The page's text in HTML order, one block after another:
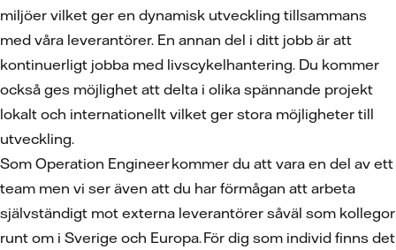
miljöer vilket ger en dynamisk utveckling tillsammans
med våra leverantörer. En annan del i ditt jobb är att
kontinuerligt jobba med livscykelhantering. Du kommer
också ges möjlighet att delta i olika spännande projekt
lokalt och internationellt vilket ger stora möjligheter till
utveckling.
Som Operation Engineerkommer du att vara en del av ett
team men vi ser även att du har förmågan att arbeta
självständigt mot externa leverantörer såväl som kollegor
runt om i Sverige och Europa. För dig som individ finns det